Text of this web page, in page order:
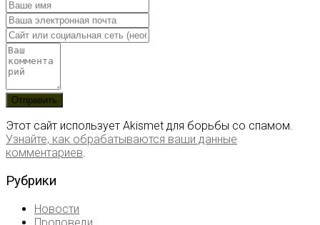
Этот сайт использует Akismet для борьбы со спамом.
Узнайте, как обрабатываются ваши данные
комментариев.
Рубрики
Новости
Проповеди